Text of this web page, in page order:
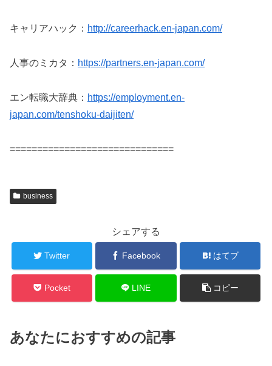
キャリアハック： http://careerhack.en-japan.com/
人事のミカタ： https://partners.en-japan.com/
エン転職大辞典： https://employment.en-
japan.com/tenshoku-daijiten/
==============================
business
シェアする
Twitter Facebook はてブ
Pocket LINE コピー
あなたにおすすめの記事